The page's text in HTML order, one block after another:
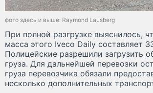
фото здесь и выше: Raymond Lausberg
При полной разгрузке выяснилось,
масса этого Iveco Daily составляет
Полицейские разрешили загрузить
груза. Для дальнейшей перевозки
груза перевозчика обязали
несколько дополнительных